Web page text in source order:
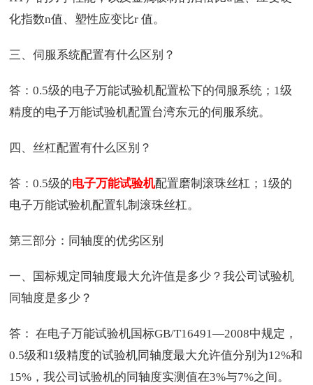
化指数n值、塑性应变比r 值。
三、伺服系统配置有什么区别？
答：0.5级的电子万能试验机配置松下的伺服系统；1级
精度的电子万能试验机配置台湾东元的伺服系统。
四、丝杠配置有什么区别？
答：0.5级的电子万能试验机配置磨制滚珠丝杠；1级的
电子万能试验机配置轧制滚珠丝杠。
第三部分：同轴度的优劣区别
一、国标规定同轴度最大允许值是多少？我公司试验机
同轴度是多少？
答： 在电子万能试验机国标GB/T16491—2008中规定，
0.5级和1级精度的试验机同轴度最大允许值分别为12%和
15%，我公司试验机的同轴度实测值在3%与7%之间。